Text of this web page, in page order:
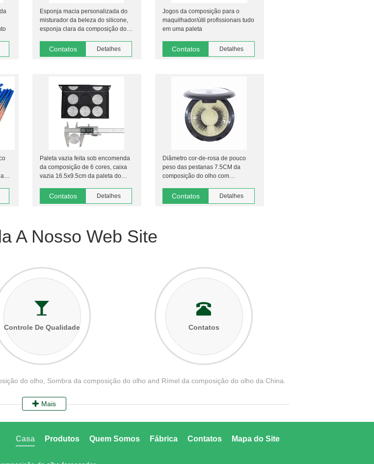
Esponja macia personalizada do
misturador da beleza do silicone,
esponja clara da composição do
Contatos Detalhes
Jogos da composição para o
maquilhador/útil profissionais tudo
em uma paleta
Contatos Detalhes
Paleta vazia feita sob encomenda
da composição de 6 cores, caixa
vazia 16.5x9.5cm da paleta do
Contatos Detalhes
Diâmetro cor-de-rosa de pouco
peso das pestanas 7.5CM da
composição do olho com
Contatos Detalhes
A Nosso Web Site
Controle De Qualidade Contatos
do olho, Sombra da composição do olho and Rímel da composição do olho da China.
Mais
Mapa do Site
Contatos
Fábrica
Quem Somos
Produtos
Casa